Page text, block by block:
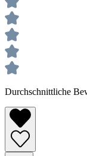
Durchschnittliche